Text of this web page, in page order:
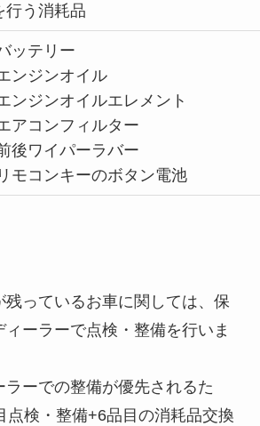
行う消耗品
ッテリー
ンジンオイル
ンジンオイルエレメント
アコンフィルター
後ワイパーラバー
モコンキーのボタン電池
っているお車に関しては、保
ーラーで点検・整備を行いま
ラーでの整備が優先されるた
点検・整備+6品目の消耗品交換